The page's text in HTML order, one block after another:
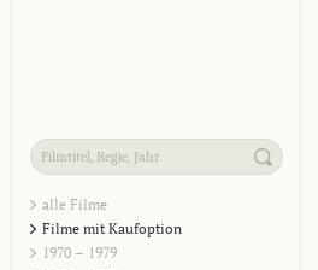
alle Filme
Filme mit Kaufoption
1970 – 1979